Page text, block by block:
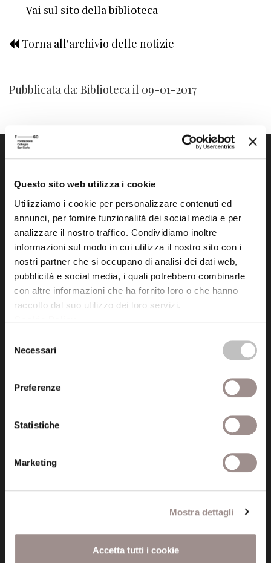
Questo sito web utilizza i cookie
Utilizziamo i cookie per personalizzare contenuti ed
annunci, per fornire funzionalità dei social media e per
analizzare il nostro traffico. Condividiamo inoltre
informazioni sul modo in cui utilizza il nostro sito con i
nostri partner che si occupano di analisi dei dati web,
pubblicità e social media, i quali potrebbero combinarle
con altre informazioni che ha fornito loro o che hanno
raccolto dal suo utilizzo dei loro servizi.
delNecessari
Preferenze
Statistiche
Marketing
Mostra dettagli
Accetta tutti i cookie
Vai sul sito della biblioteca
Torna all'archivio delle notizie
Pubblicata da: Biblioteca il 09-01-2017
Fondazione Collegio San Carlo
Via San Carlo 5
41121 Modena (MO)
P.I. 00641060363
tel. 059.421211
fondazionecollegiosancarlo@legalmail.it
Informazioni